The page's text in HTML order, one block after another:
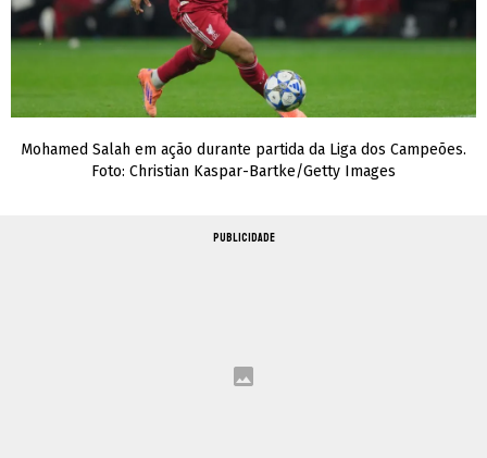
Mohamed Salah em ação durante partida da Liga dos Campeões.
Foto: Christian Kaspar-Bartke/Getty Images
PUBLICIDADE